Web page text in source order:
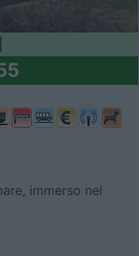
immerso nel